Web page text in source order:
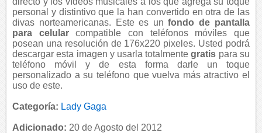
personal y distintivo que la han convertido en otra de las
divas norteamericanas. Este es unfondo de pantalla
para celularcompatible con teléfonos móviles que
posean una resolución de 176x220 pixeles. Usted podrá
descargar esta imagen y usarla totalmentegratis para su
teléfono móvil y de esta forma darle un toque
personalizado a su teléfono que vuelva más atractivo el
uso de este.
Categoría: Lady Gaga
Adicionado: 20 de Agosto del 2012